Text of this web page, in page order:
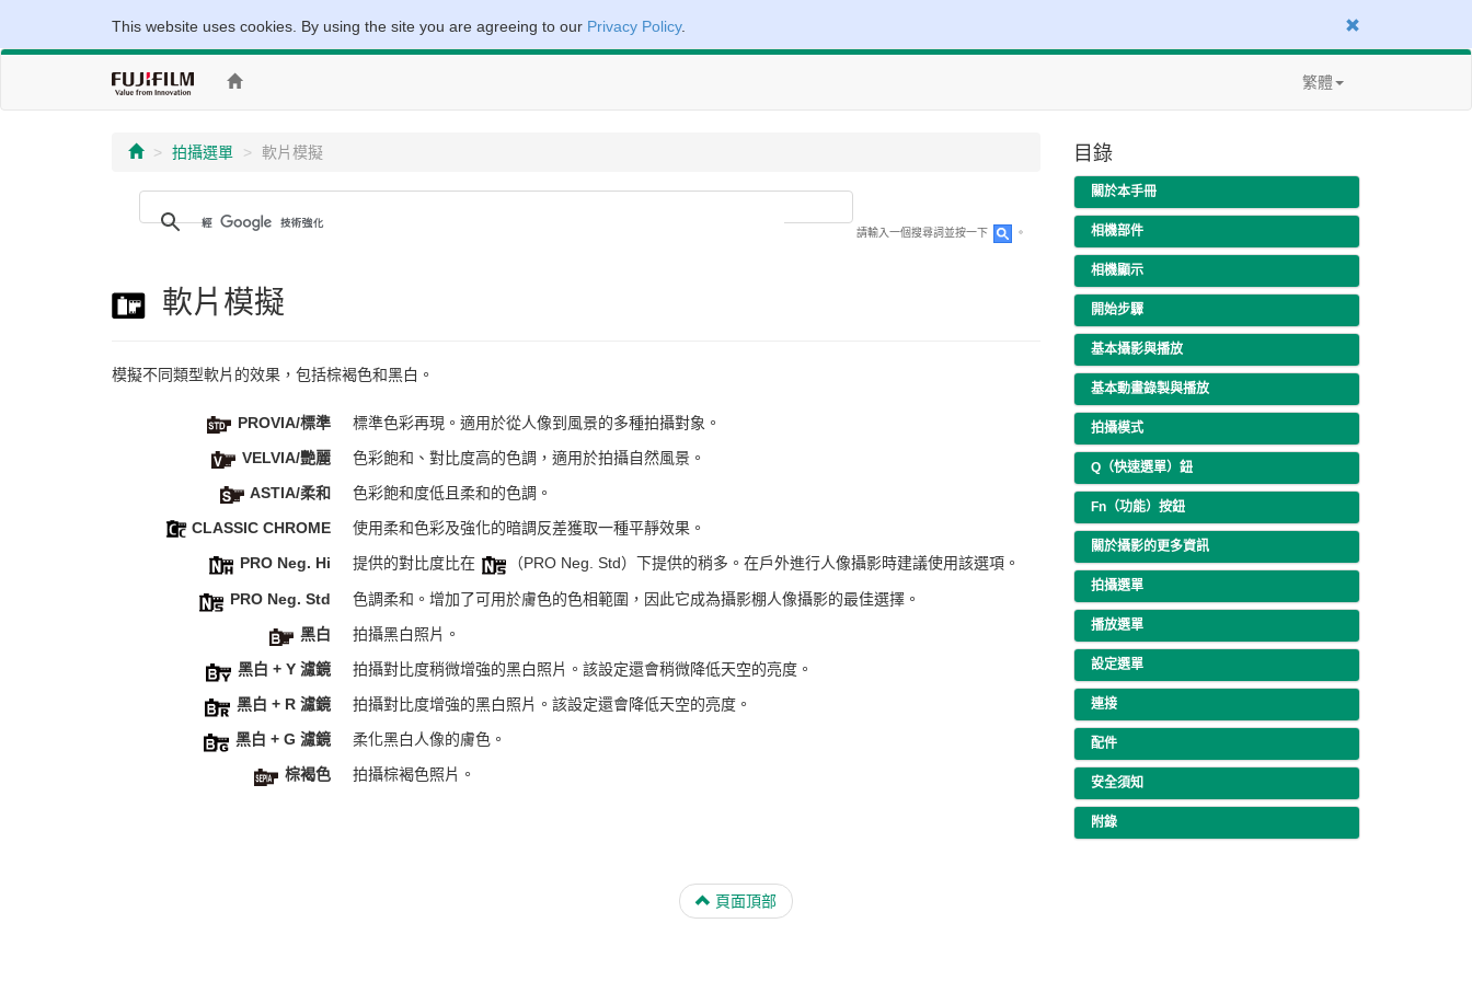
This website uses cookies. By using the site you are agreeing to our Privacy Policy.
繁體
拍攝選單 軟片模擬
請輸入一個搜尋詞並按一下 。
軟片模擬
模擬不同類型軟片的效果，包括棕褐色和黑白。
PROVIA/標準
標準色彩再現。適用於從人像到風景的多種拍攝對象。
VELVIA/艷麗
色彩飽和、對比度高的色調，適用於拍攝自然風景。
ASTIA/柔和
色彩飽和度低且柔和的色調。
CLASSIC CHROME
使用柔和色彩及強化的暗調反差獲取一種平靜效果。
PRO Neg. Hi
提供的對比度比在 （PRO Neg. Std）下提供的稍多。在戶外進行人像攝影時建議使用該選項。
PRO Neg. Std
色調柔和。增加了可用於膚色的色相範圍，因此它成為攝影棚人像攝影的最佳選擇。
黑白
拍攝黑白照片。
黑白 + Y 濾鏡
拍攝對比度稍微增強的黑白照片。該設定還會稍微降低天空的亮度。
黑白 + R 濾鏡
拍攝對比度增強的黑白照片。該設定還會降低天空的亮度。
黑白 + G 濾鏡
柔化黑白人像的膚色。
棕褐色
拍攝棕褐色照片。
目錄
關於本手冊
相機部件
相機顯示
開始步驟
基本攝影與播放
基本動畫錄製與播放
拍攝模式
Q（快速選單）鈕
Fn（功能）按鈕
關於攝影的更多資訊
拍攝選單
播放選單
設定選單
連接
配件
安全須知
附錄
頁面頂部